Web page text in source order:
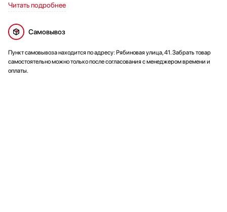
Читать подробнее
Самовывоз
Пункт самовывоза находится по адресу: Рябиновая улица, 41. Забрать товар
самостоятельно можно только после согласования с менеджером времени и
оплаты.